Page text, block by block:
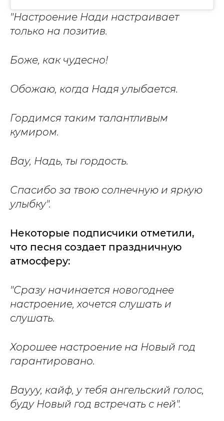
"Настроение Нади настраивает
только на позитив.
Боже, как чудесно!
Обожаю, когда Надя улыбается.
Гордимся таким талантливым
кумиром.
Вау, Надь, ты гордость.
Спасибо за твою солнечную и яркую
улыбку".
Некоторые подписчики отметили,
что песня создает праздничную
атмосферу:
"Сразу начинается новогоднее
настроение, хочется слушать и
слушать.
Хорошее настроение на Новый год
гарантировано.
Ваууу, кайф, у тебя ангельский голос,
буду Новый год встречать с ней".